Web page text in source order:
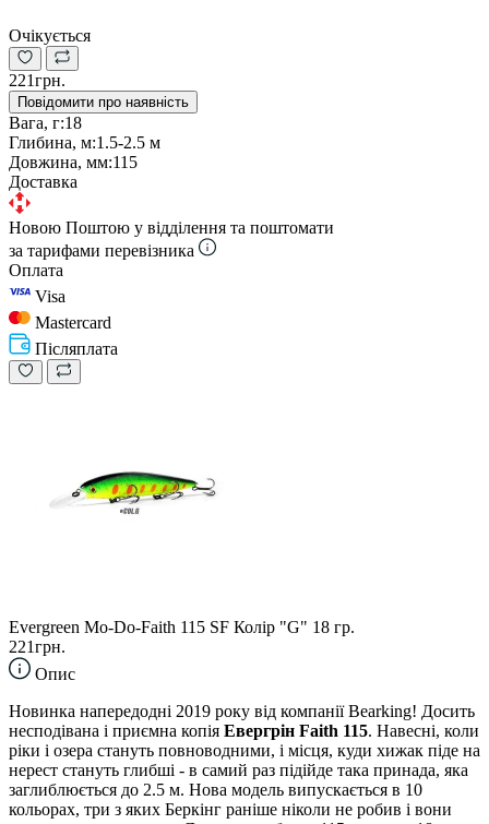
Очікується
221грн.
Повідомити про наявність
Вага, г:18
Глибина, м:1.5-2.5 м
Довжина, мм:115
Доставка
Новою Поштою у відділення та поштомати
за тарифами перевізника
Оплата
Visa
Mastercard
Післяплата
Evergreen Mo-Do-Faith 115 SF Колір "G" 18 гр.
221грн.
Опис
Новинка напередодні 2019 року від компанії Bearking! Досить
несподівана і приємна копія Евергрін Faith 115. Навесні, коли
ріки і озера стануть повноводними, і місця, куди хижак піде на
нерест стануть глибші - в самий раз підійде така принада, яка
заглиблюється до 2.5 м. Нова модель випускається в 10
кольорах, три з яких Беркінг раніше ніколи не робив і вони